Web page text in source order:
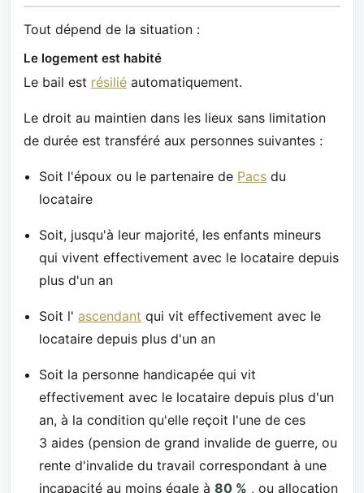
Tout dépend de la situation :
Le logement est habité
Le bail est résilié automatiquement.
Le droit au maintien dans les lieux sans limitation
de durée est transféré aux personnes suivantes :
Soit l'époux ou le partenaire de Pacs du
locataire
Soit, jusqu'à leur majorité, les enfants mineurs
qui vivent effectivement avec le locataire depuis
plus d'un an
Soit l' ascendant qui vit effectivement avec le
locataire depuis plus d'un an
Soit la personne handicapée qui vit
effectivement avec le locataire depuis plus d'un
an, à la condition qu'elle reçoit l'une de ces
3 aides (pension de grand invalide de guerre, ou
rente d'invalide du travail correspondant à une
incapacité au moins égale à80 % , ou allocation